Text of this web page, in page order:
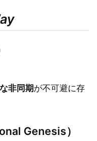
非同期が不可避に存
Genesis）